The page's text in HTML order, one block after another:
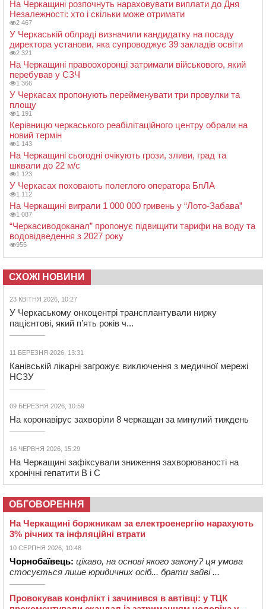
На Черкащині розпочнуть нараховувати виплати до Дня
Незалежності: хто і скільки може отримати
2 467
У Черкаській облраді визначили кандидатку на посаду
директора установи, яка супроводжує 39 закладів освіти
2 321
На Черкащині правоохоронці затримали військового, який
перебував у СЗЧ
1 366
У Черкасах пропонують перейменувати три провулки та
площу
1 191
Керівницю черкаського реабілітаційного центру обрали на
новий термін
1 143
На Черкащині сьогодні очікують грози, зливи, град та
шквали до 22 м/с
1 123
У Черкасах поховають полеглого оператора БпЛА
1 112
На Черкащині виграли 1 000 000 гривень у “Лото-Забава”
1 087
“Черкасиводоканал” пропонує підвищити тарифи на воду та
водовідведення з 2027 року
955
СХОЖІ НОВИНИ
23 КВІТНЯ 2026, 10:27
У Черкаському онкоцентрі трансплантували нирку
пацієнтові, який п’ять років ч...
11 БЕРЕЗНЯ 2026, 13:31
Канівській лікарні загрожує виключення з медичної мережі
НСЗУ
09 БЕРЕЗНЯ 2026, 10:59
На коронавірус захворіли 8 черкащан за минулий тиждень
16 ЧЕРВНЯ 2026, 15:29
На Черкащині зафіксували зниження захворюваності на
хронічні гепатити В і С
ОБГОВОРЕННЯ
На Черкащині боржникам за електроенергію нарахують
3% річних та інфляційні втрати
10 СЕРПНЯ 2026, 10:48
Чорнобаївець: цікаво, на основі якого закону? ця умова
стосується лише юридичних осіб... брати зайві ...
Провокував конфлікт і зачинився в автівці: у ТЦК